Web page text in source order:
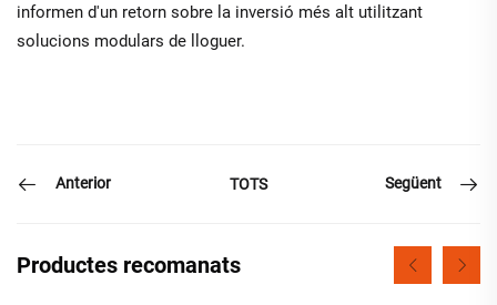
informen d'un retorn sobre la inversió més alt utilitzant
solucions modulars de lloguer.
Anterior TOTS Següent
Productes recomanats